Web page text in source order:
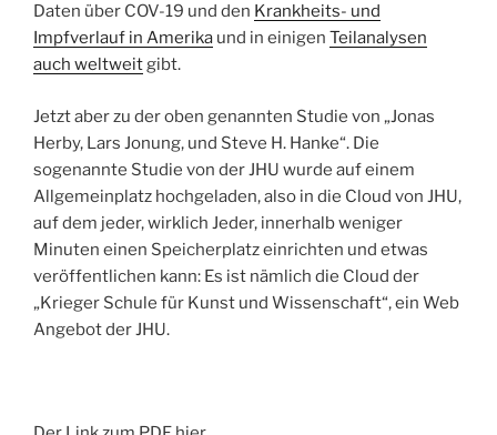
Daten über COV-19 und den Krankheits- und
Impfverlauf in Amerika und in einigen Teilanalysen
auch weltweitgibt.
Jetzt aber zu der oben genannten Studie von „Jonas
Herby, Lars Jonung, und Steve H. Hanke“. Die
sogenannte Studie von der JHU wurde auf einem
Allgemeinplatz hochgeladen, also in die Cloud von JHU,
auf dem jeder, wirklich Jeder, innerhalb weniger
Minuten einen Speicherplatz einrichten und etwas
veröffentlichen kann: Es ist nämlich die Cloud der
„Krieger Schule für Kunst und Wissenschaft“, ein Web
Angebot der JHU.